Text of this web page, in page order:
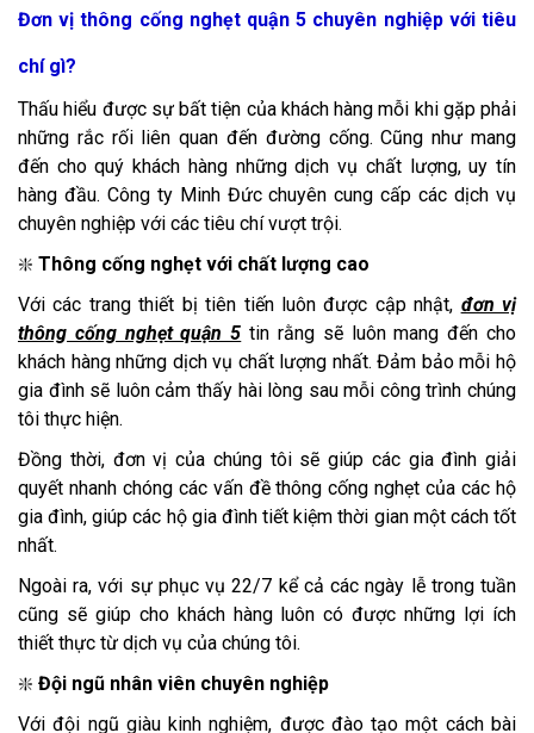
Đơn vị thông cống nghẹt quận 5 chuyên nghiệp với tiêu
chí gì?
Thấu hiểu được sự bất tiện của khách hàng mỗi khi gặp phải
những rắc rối liên quan đến đường cống. Cũng như mang
đến cho quý khách hàng những dịch vụ chất lượng, uy tín
hàng đầu. Công ty Minh Đức chuyên cung cấp các dịch vụ
chuyên nghiệp với các tiêu chí vượt trội.
❇️ Thông cống nghẹt với chất lượng cao
Với các trang thiết bị tiên tiến luôn được cập nhật, đơn vị
thông cống nghẹt quận 5 tin rằng sẽ luôn mang đến cho
khách hàng những dịch vụ chất lượng nhất. Đảm bảo mỗi hộ
gia đình sẽ luôn cảm thấy hài lòng sau mỗi công trình chúng
tôi thực hiện.
Đồng thời, đơn vị của chúng tôi sẽ giúp các gia đình giải
quyết nhanh chóng các vấn đề thông cống nghẹt của các hộ
gia đình, giúp các hộ gia đình tiết kiệm thời gian một cách tốt
nhất.
Ngoài ra, với sự phục vụ 22/7 kể cả các ngày lễ trong tuần
cũng sẽ giúp cho khách hàng luôn có được những lợi ích
thiết thực từ dịch vụ của chúng tôi.
❇️ Đội ngũ nhân viên chuyên nghiệp
Với đội ngũ giàu kinh nghiệm, được đào tạo một cách bài